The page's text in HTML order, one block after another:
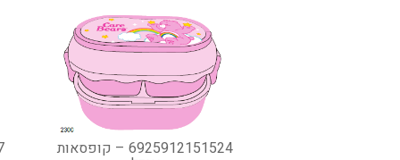
6925912151524 – קופסאות